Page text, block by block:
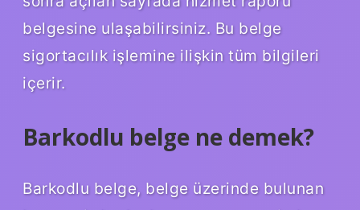
belgesine ulaşabilirsiniz. Bu belge
sigortacılık işlemine ilişkin tüm bilgileri
içerir.
Barkodlu belge ne demek?
Barkodlu belge, belge üzerinde bulunan